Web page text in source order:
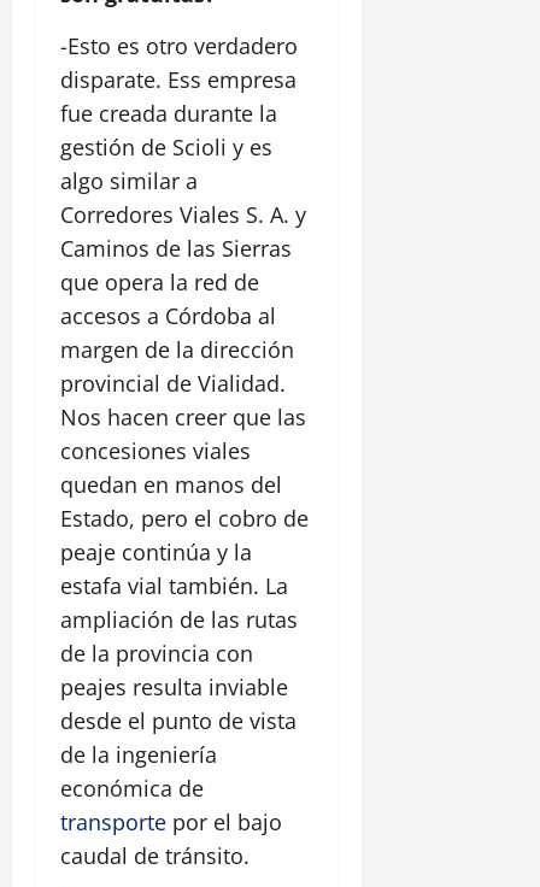
-Esto es otro verdadero
disparate. Ess empresa
fue creada durante la
gestión de Scioli y es
algo similar a
Corredores Viales S. A. y
Caminos de las Sierras
que opera la red de
accesos a Córdoba al
margen de la dirección
provincial de Vialidad.
Nos hacen creer que las
concesiones viales
quedan en manos del
Estado, pero el cobro de
peaje continúa y la
estafa vial también. La
ampliación de las rutas
de la provincia con
peajes resulta inviable
desde el punto de vista
de la ingeniería
económica de
transporte por el bajo
caudal de tránsito.